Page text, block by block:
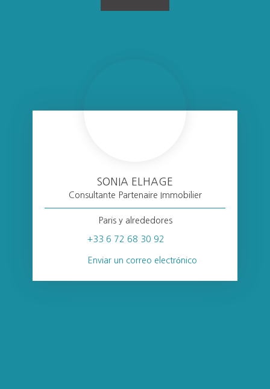
SONIA ELHAGE
Consultante Partenaire Immobilier
Paris y alrededores
+33 6 72 68 30 92
Enviar un correo electrónico